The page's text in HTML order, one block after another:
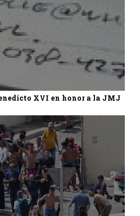
XVI en honor a la JMJ